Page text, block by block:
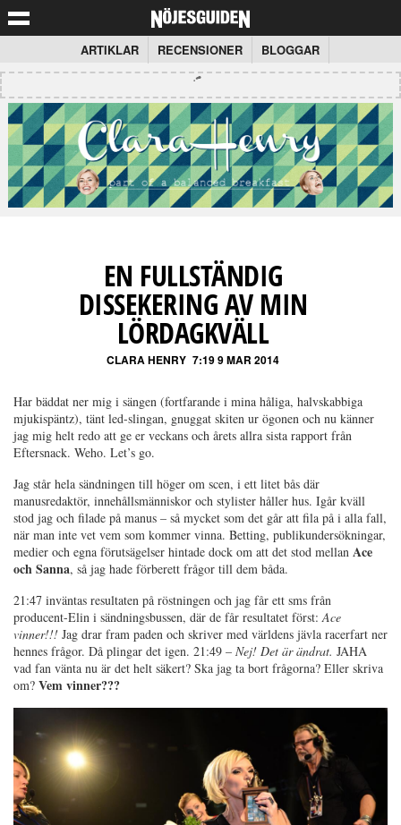
ARTIKLAR RECENSIONER BLOGGAR
EN FULLSTÄNDIG
DISSEKERING AV MIN
LÖRDAGKVÄLL
CLARA HENRY 7:19 9 MAR 2014
Har bäddat ner mig i sängen (fortfarande i mina håliga, halvskabbiga
mjukispäntz), tänt led-slingan, gnuggat skiten ur ögonen och nu känner
jag mig helt redo att ge er veckans och årets allra sista rapport från
Eftersnack. Weho. Let’s go.
Jag står hela sändningen till höger om scen, i ett litet bås där
manusredaktör, innehållsmänniskor och stylister håller hus. Igår kväll
stod jag och filade på manus – så mycket som det går att fila på i alla fall,
när man inte vet vem som kommer vinna. Betting, publikundersökningar,
medier och egna förutsägelser hintade dock om att det stod mellan Ace
och Sanna, så jag hade förberett frågor till dem båda.
21:47 inväntas resultaten på röstningen och jag får ett sms från
producent-Elin i sändningsbussen, där de får resultatet först: Ace
vinner!!! Jag drar fram paden och skriver med världens jävla racerfart ner
hennes frågor. Då plingar det igen. 21:49 – Nej! Det är ändrat. JAHA
vad fan vänta nu är det helt säkert? Ska jag ta bort frågorna? Eller skriva
om? Vem vinner???